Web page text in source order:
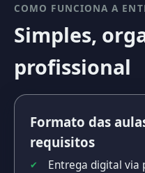
COMO FUNCIONA A
Simples,
profissional
Formato das
requisitos
Entrega digital via